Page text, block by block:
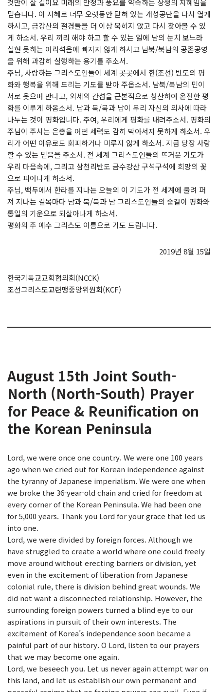
것만이 살 길이요 미래의 안정과 풍요를 약속하는 상생의 지혜임을
믿습니다. 이 지혜로 너무 오랫동안 닫혀 있는 개성공단을 다시 열게
하시고, 금강산의 절경들을 더 이상 묵히지 않고 다시 찾아볼 수 있
게 하소서. 우리 끼리 해야 하고 할 수 있는 일에 남의 눈치 보느라
실현 못하는 어리석음에 빠지지 않게 하시고 남북/북남의 공존공영
을 위해 과감히 실행하는 용기를 주소서.
주님, 사랑하는 그리스도인들이 세계 곳곳에서 한(조선) 반도의 평
화와 행복을 위해 드리는 기도를 받아 주옵소서. 남북/북남의 민이
서로 웃으며 만나고, 외세의 간섭을 근본적으로 청산하여 온전한 평
화를 이루게 하옵소서. 남과 북/북과 남이 우리 자신의 의사에 따라
나누는 것이 평화입니다. 주여, 우리에게 평화를 내려주소서. 평화의
주님이 주시는 은총을 어떤 세력도 감히 막아서지 못하게 하소서. 우
리가 어떤 이유로도 회피하거나 미루지 않게 하소서. 지금 당장 사랑
할 수 있는 믿음을 주소서. 전 세계 그리스도인들의 뜨거운 기도가
우리 마음속에, 그리고 삼천리반도 금수강산 구석구석에 희망의 꽃
으로 피어나게 하소서.
주님, 백두에서 한라를 지나는 오늘의 이 기도가 전 세계에 울려 퍼
져 지나는 길목마다 남과 북/북과 남 그리스도인들의 숨결이 평화와
통일의 기운으로 되살아나게 하소서.
평화의 주 예수 그리스도 이름으로 기도 드립니다.
2019년 8월 15일
한국기독교교회협의회(NCCK)
조선그리스도교련맹중앙위원회(KCF)
August 15th Joint South-
North (North-South) Prayer
for Peace & Reunification on
the Korean Peninsula
Lord, we were once one country. We were one 100 years
ago when we cried out for Korean independence against
the tyranny of Japanese imperialism. We were one when
we broke the 36-year-old chain and cried for freedom at
every corner of the Korean Peninsula. We had been one
for 5,000 years. Thank you Lord for your grace that led us
into one.
Lord, we were divided by foreign forces. Although we
have struggled to create a world where one could freely
move around without erecting barriers or division, yet
even in the excitement of liberation from Japanese
colonial rule, there is division behind great wounds. We
did not want a disconnected relationship. However, the
surrounding foreign powers turned a blind eye to our
aspirations in pursuit of their own interests. The
excitement of Korea’s independence soon became a
painful part of our history. O Lord, listen to our prayers
that we may become one again.
Lord, we beseech you. Let us never again attempt war on
this land, and let us establish our own permanent and